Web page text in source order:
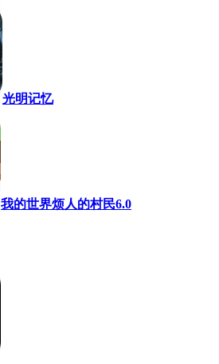
光明记忆
我的世界烦人的村民6.0